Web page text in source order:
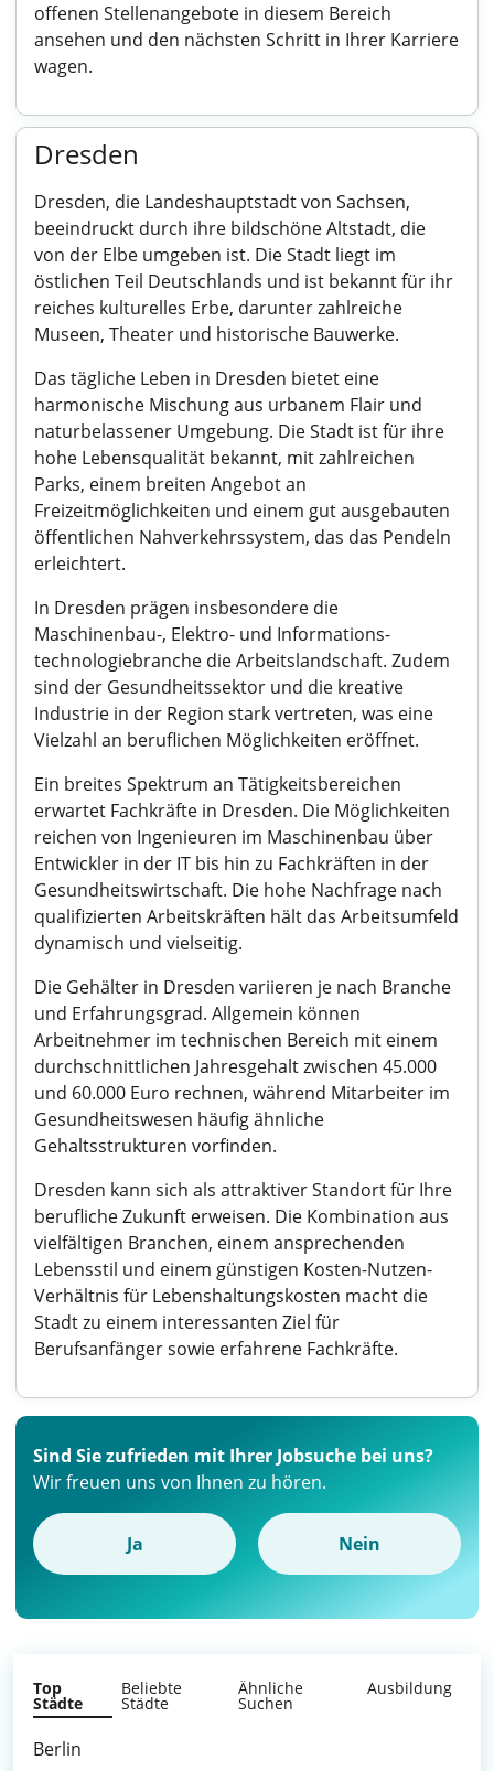
offenen Stellenangebote in diesem Bereich
ansehen und den nächsten Schritt in Ihrer Karriere
wagen.
Dresden
Dresden, die Landeshauptstadt von Sachsen,
beeindruckt durch ihre bildschöne Altstadt, die
von der Elbe umgeben ist. Die Stadt liegt im
östlichen Teil Deutschlands und ist bekannt für ihr
reiches kulturelles Erbe, darunter zahlreiche
Museen, Theater und historische Bauwerke.
Das tägliche Leben in Dresden bietet eine
harmonische Mischung aus urbanem Flair und
naturbelassener Umgebung. Die Stadt ist für ihre
hohe Lebensqualität bekannt, mit zahlreichen
Parks, einem breiten Angebot an
Freizeitmöglichkeiten und einem gut ausgebauten
öffentlichen Nahverkehrssystem, das das Pendeln
erleichtert.
In Dresden prägen insbesondere die
Maschinenbau-, Elektro- und Informations-
technologiebranche die Arbeitslandschaft. Zudem
sind der Gesundheitssektor und die kreative
Industrie in der Region stark vertreten, was eine
Vielzahl an beruflichen Möglichkeiten eröffnet.
Ein breites Spektrum an Tätigkeitsbereichen
erwartet Fachkräfte in Dresden. Die Möglichkeiten
reichen von Ingenieuren im Maschinenbau über
Entwickler in der IT bis hin zu Fachkräften in der
Gesundheitswirtschaft. Die hohe Nachfrage nach
qualifizierten Arbeitskräften hält das Arbeitsumfeld
dynamisch und vielseitig.
Die Gehälter in Dresden variieren je nach Branche
und Erfahrungsgrad. Allgemein können
Arbeitnehmer im technischen Bereich mit einem
durchschnittlichen Jahresgehalt zwischen 45.000
und 60.000 Euro rechnen, während Mitarbeiter im
Gesundheitswesen häufig ähnliche
Gehaltsstrukturen vorfinden.
Dresden kann sich als attraktiver Standort für Ihre
berufliche Zukunft erweisen. Die Kombination aus
vielfältigen Branchen, einem ansprechenden
Lebensstil und einem günstigen Kosten-Nutzen-
Verhältnis für Lebenshaltungskosten macht die
Stadt zu einem interessanten Ziel für
Berufsanfänger sowie erfahrene Fachkräfte.
Sind Sie zufrieden mit Ihrer Jobsuche bei uns?
Wir freuen uns von Ihnen zu hören.
Ja Nein
Top
Städte
Beliebte
Städte
Ähnliche
Suchen
Ausbildung
Berlin